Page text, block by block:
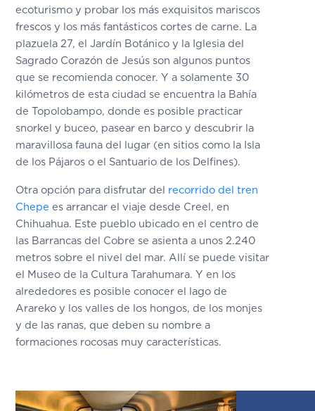
ecoturismo y probar los más exquisitos mariscos
frescos y los más fantásticos cortes de carne. La
plazuela 27, el Jardín Botánico y la Iglesia del
Sagrado Corazón de Jesús son algunos puntos
que se recomienda conocer. Y a solamente 30
kilómetros de esta ciudad se encuentra la Bahía
de Topolobampo, donde es posible practicar
snorkel y buceo, pasear en barco y descubrir la
maravillosa fauna del lugar (en sitios como la Isla
de los Pájaros o el Santuario de los Delfines).
Otra opción para disfrutar del recorrido del tren
Chepe es arrancar el viaje desde Creel, en
Chihuahua. Este pueblo ubicado en el centro de
las Barrancas del Cobre se asienta a unos 2.240
metros sobre el nivel del mar. Allí se puede visitar
el Museo de la Cultura Tarahumara. Y en los
alrededores es posible conocer el lago de
Arareko y los valles de los hongos, de los monjes
y de las ranas, que deben su nombre a
formaciones rocosas muy características.